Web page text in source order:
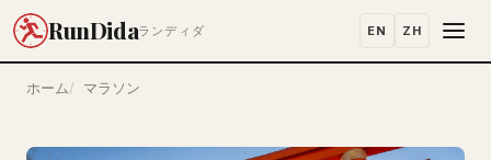
RunDidaランディダ EN ZH
ホーム マラソン